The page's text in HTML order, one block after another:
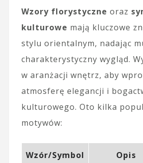
Wzory florystyczne oraz
kulturowe mają kluczowe
stylu orientalnym, nadając
charakterystyczny wygląd.
w aranżacji wnętrz, aby
atmosferę elegancji i
kulturowego. Oto kilka
motywów:
Wzór/Symbol Opis